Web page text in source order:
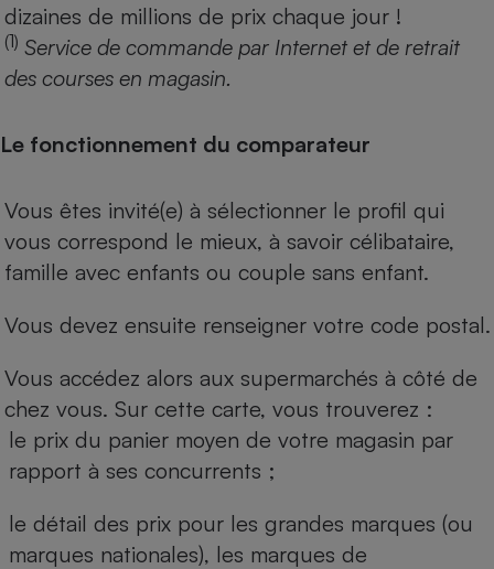
dizaines de millions de prix chaque jour !
(1) Service de commande par Internet et de retrait
des courses en magasin.
Le fonctionnement du comparateur
Vous êtes invité(e) à sélectionner le profil qui
vous correspond le mieux, à savoir célibataire,
famille avec enfants ou couple sans enfant.
Vous devez ensuite renseigner votre code postal.
Vous accédez alors aux supermarchés à côté de
chez vous. Sur cette carte, vous trouverez :
le prix du panier moyen de votre magasin par
rapport à ses concurrents ;
le détail des prix pour les grandes marques (ou
marques nationales), les marques de